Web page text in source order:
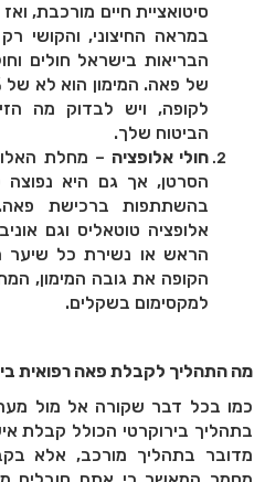
סיטואציית חיים מורכבת, ואז
במראה החיצוני, והקושי
הבריאות בישראל חולים
לקופה, ויש לבדוק מה
הביטוח שלך.
חולי אלופציה– מחלת
הסרטן, אך גם היא נפוצה
בהשתתפות ברכישת פאה.
אלופציה טוטאליס וגם
הראש או נשירת כל שיער
הקופה את גובה המימון,
למקסימום בשקלים.
מה התהליך לקבלת פאה רפואית
כמו בכל דבר שקורה אל מול
בתהליך בירוקרטי הכולל קבלת
מדובר בתהליך מורכב, אלא